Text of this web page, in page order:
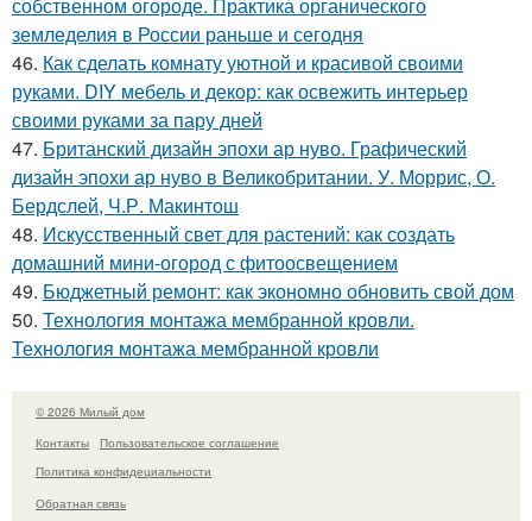
земледелия в России раньше и сегодня
46. Как сделать комнату уютной и красивой своими
руками. DIY мебель и декор: как освежить интерьер
своими руками за пару дней
47. Британский дизайн эпохи ар нуво. Графический
дизайн эпохи ар нуво в Великобритании. У. Моррис, О.
Бердслей, Ч.Р. Макинтош
48. Искусственный свет для растений: как создать
домашний мини-огород с фитоосвещением
49. Бюджетный ремонт: как экономно обновить свой дом
50. Технология монтажа мембранной кровли.
Технология монтажа мембранной кровли
© 2026 Милый дом
Контакты
Пользовательское соглашение
Политика конфидециальности
Обратная связь